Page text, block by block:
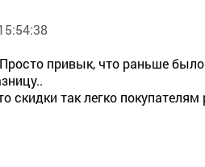
привык, что раньше было
скидки так легко